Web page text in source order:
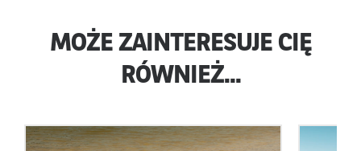
MOŻE ZAINTERESUJE CIĘ
RÓWNIEŻ...